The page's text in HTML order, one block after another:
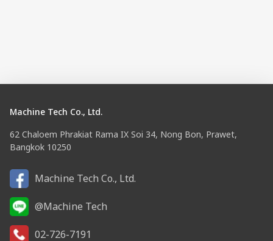
Machine Tech Co., Ltd.
62 Chaloem Phrakiat Rama IX Soi 34, Nong Bon, Prawet,
Bangkok 10250
Machine Tech Co., Ltd.
@Machine Tech
02-726-7191